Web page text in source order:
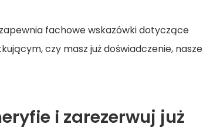
fachowe wskazówki dotyczące
czy masz już doświadczenie, nasze
i zarezerwuj już